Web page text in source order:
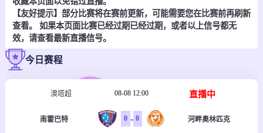
【友好提示】部分比赛将在赛前更新，可能需要您在比赛前再刷新
查看。 如果本页面比赛已经过期已经过期，或者以上信号都无
效，请查看最新直播信号。
今日赛程
澳塔超 08-08 12:00 直播中
南霍巴特 0 - 0 河畔奥林匹克